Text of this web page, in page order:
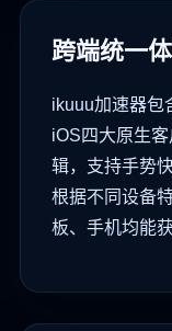
跨端统一
ikuuu加速器包
iOS四大原生
辑，支持手势
根据不同设备
板、手机均能